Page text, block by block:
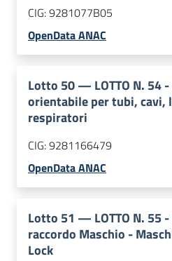
CIG:9281077B05
OpenData ANAC
Lotto 50— LOTTO N. 54
orientabile per tubi, cavi,
respiratori
CIG:9281166479
OpenData ANAC
Lotto 51 — LOTTO N. 55
raccordo Maschio -
Lock